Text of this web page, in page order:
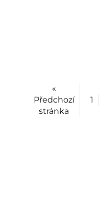
«
Předchozí
stránka
1